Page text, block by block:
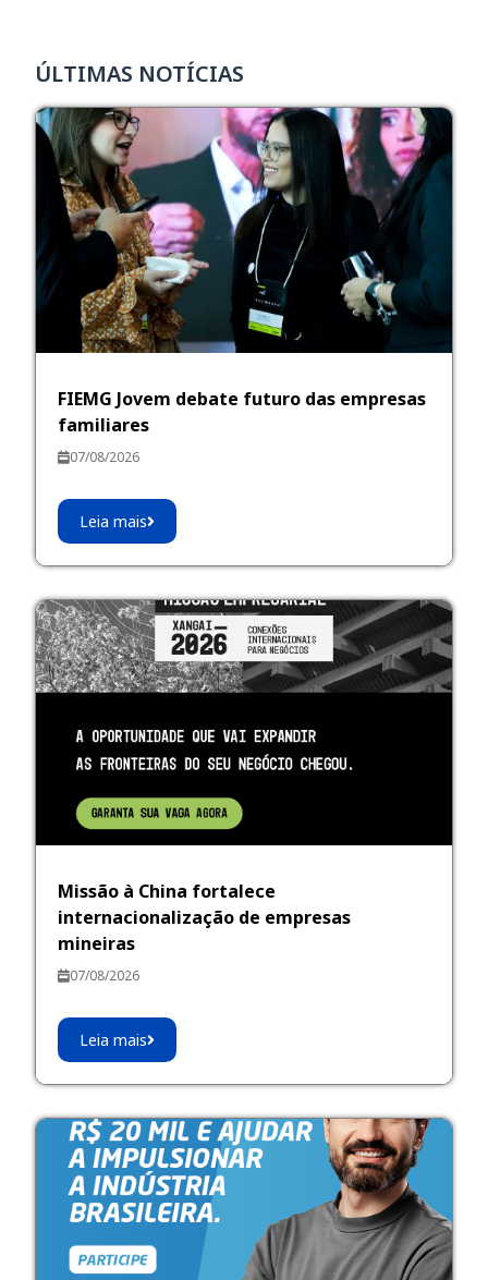
ÚLTIMAS NOTÍCIAS
FIEMG Jovem debate futuro das empresas
familiares
07/08/2026
Leia mais
Missão à China fortalece
internacionalização de empresas
mineiras
07/08/2026
Leia mais